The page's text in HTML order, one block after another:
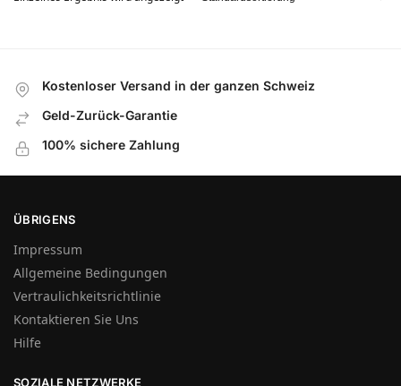
Kostenloser Versand in der ganzen Schweiz
Geld-Zurück-Garantie
100% sichere Zahlung
ÜBRIGENS
Impressum
Allgemeine Bedingungen
Vertraulichkeitsrichtlinie
Kontaktieren Sie Uns
Hilfe
SOZIALE NETZWERKE